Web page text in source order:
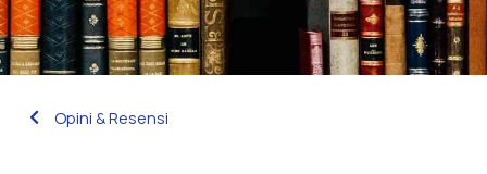
Opini & Resensi